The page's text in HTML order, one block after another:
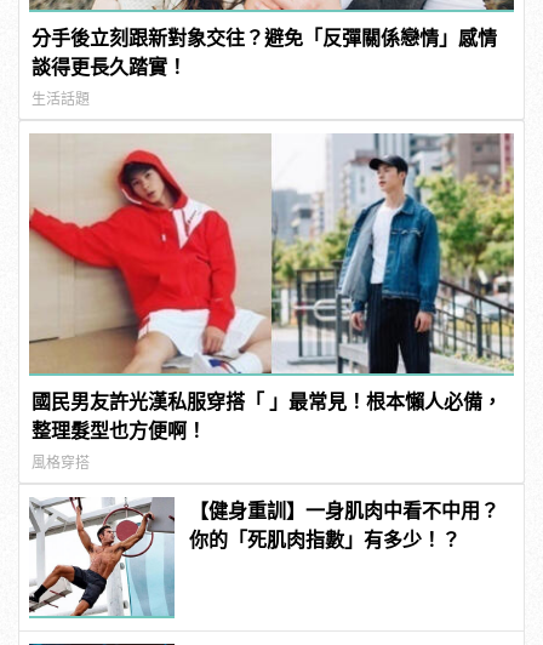
分手後立刻跟新對象交往？避免「反彈關係戀情」感情
談得更長久踏實！
生活話題
國民男友許光漢私服穿搭「 」最常見！根本懶人必備，
整理髮型也方便啊！
風格穿搭
【健身重訓】一身肌肉中看不中用？
你的「死肌肉指數」有多少！？